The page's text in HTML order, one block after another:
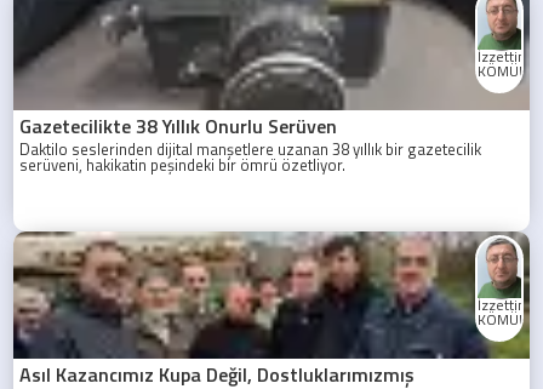
Gazetecilikte 38 Yıllık Onurlu Serüven
Daktilo seslerinden dijital manşetlere uzanan 38 yıllık bir gazetecilik
serüveni, hakikatin peşindeki bir ömrü özetliyor.
İzzettin
Asıl Kazancımız Kupa Değil, Dostluklarımızmış
İzzettin